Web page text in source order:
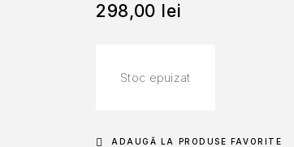
298,00 lei
Stoc epuizat
ADAUGĂ LA PRODUSE FAVORITE